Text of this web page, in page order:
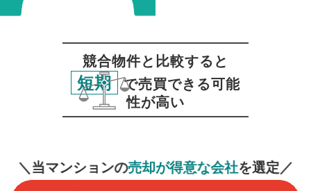
競合物件と比較すると
短期
で売買できる可能
性が高い
＼当マンションの売却が得意な会社を選定／